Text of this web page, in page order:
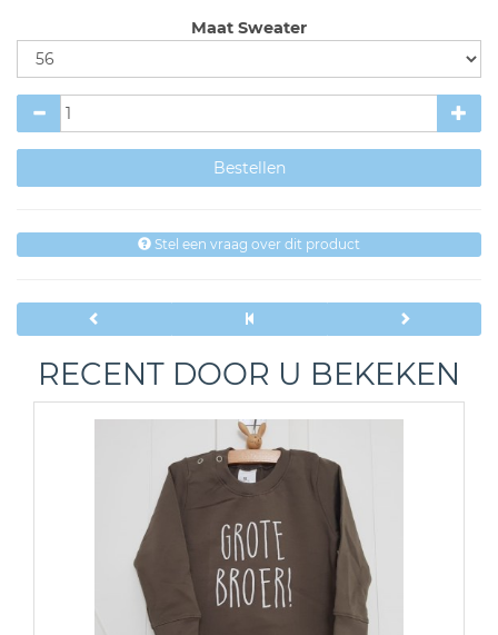
Maat Sweater
Stel een vraag over dit product
RECENT DOOR U BEKEKEN